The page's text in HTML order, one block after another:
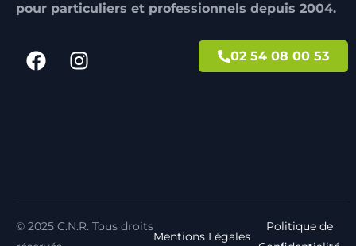
pour particuliers et professionnels depuis 2004.
02 54 08 00 53
© 2025 C.N.R. Tous droits
Mentions Légales
Politique de